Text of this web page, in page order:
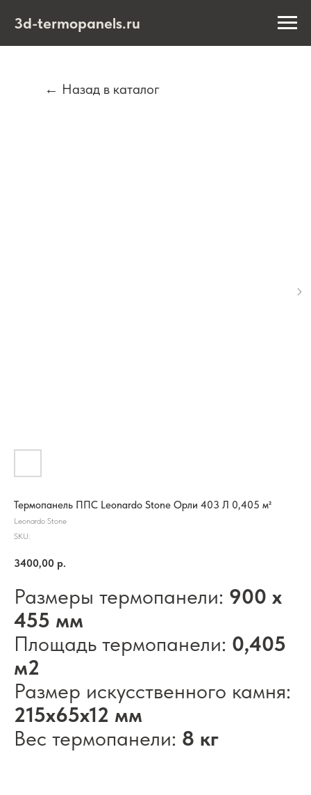
3d-termopanels.ru
← Назад в каталог
Термопанель ППС Leonardo Stone Орли 403 Л 0,405 м²
Leonardo Stone
SKU:
3400,00 р.
Размеры термопанели: 900 х
455 мм
Площадь термопанели: 0,405
м2
Размер искусственного камня:
215х65х12 мм
Вес термопанели: 8 кг